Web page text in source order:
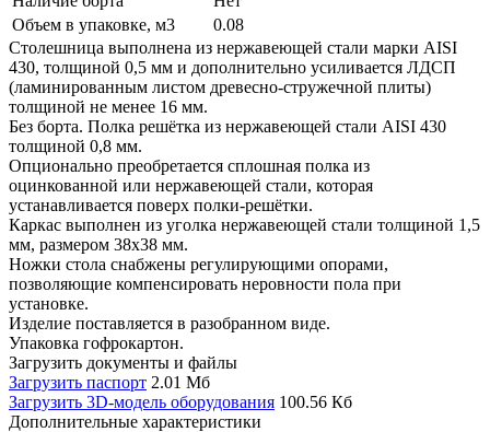
Объем в упаковке, м3
0.08
Столешница выполнена из нержавеющей стали марки AISI
430, толщиной 0,5 мм и дополнительно усиливается ЛДСП
(ламинированным листом древесно-стружечной плиты)
толщиной не менее 16 мм.
Без борта. Полка решётка из нержавеющей стали AISI 430
толщиной 0,8 мм.
Опционально преобретается сплошная полка из
оцинкованной или нержавеющей стали, которая
устанавливается поверх полки-решётки.
Каркас выполнен из уголка нержавеющей стали толщиной 1,5
мм, размером 38х38 мм.
Ножки стола снабжены регулирующими опорами,
позволяющие компенсировать неровности пола при
установке.
Изделие поставляется в разобранном виде.
Упаковка гофрокартон.
Загрузить документы и файлы
Загрузить паспорт 2.01 Мб
Загрузить 3D-модель оборудования 100.56 Кб
Дополнительные характеристики